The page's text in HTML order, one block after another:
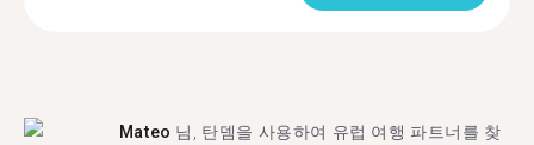
Mateo 님, 탄뎀을 사용하여 유럽 여행 파트너를 찾